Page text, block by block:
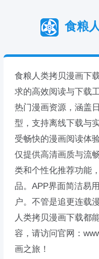
食粮
食粮人类拷贝漫画下
求的高效阅读与下载
热门漫画资源，涵盖
型，支持离线下载与
受畅快的漫画阅读体
仅提供高清画质与流
类和个性化推荐功能
品。APP界面简洁易
户。不管是追更连载
人类拷贝漫画下载都
容，请访问官网：
画之旅！